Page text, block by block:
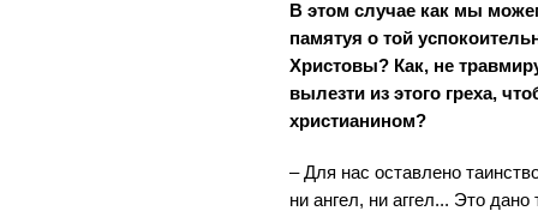
В этом случае как мы
памятуя о той
Христовы? Как, не
вылезти из этого греха,
христианином?
– Для нас оставлено
ни ангел, ни аггел... Это